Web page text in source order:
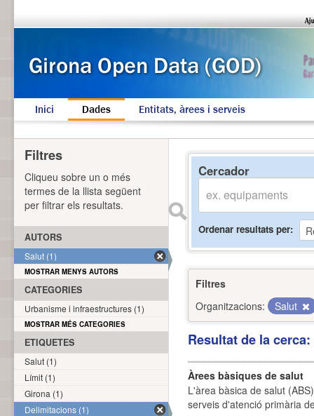
Inici Dades Entitats, àrees i serveis
Cercador
Ordenar resultats per
Filtres
Organitzacions:
Salut
Resultat de la
Àrees bàsiques de salut
L'àrea bàsica de salut
serveis d'atenció primària
Filtres
Cliqueu sobre un o més
termes de la llista següent
per filtrar els resultats.
AUTORS
Salut (1)
MOSTRAR MENYS AUTORS
CATEGORIES
Urbanisme i infraestructures (1)
MOSTRAR MÉS CATEGORIES
ETIQUETES
Salut (1)
Límit (1)
Girona (1)
Delimitacions (1)